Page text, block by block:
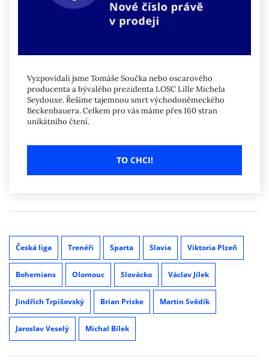
Vyzpovídali jsme Tomáše Součka nebo oscarového
producenta a bývalého prezidenta LOSC Lille Michela
Seydouxe. Řešíme tajemnou smrt východoněmeckého
Beckenbauera. Celkem pro vás máme přes 160 stran
unikátního čtení.
TO CHCI!
Česká liga Trenéři Sparta Slavia Viktoria Plzeň
Bohemians Olomouc Slovácko Václav Jílek
Jindřich Trpišovský Brian Priske Martin Svědík
Jaroslav Veselý Michal Bílek